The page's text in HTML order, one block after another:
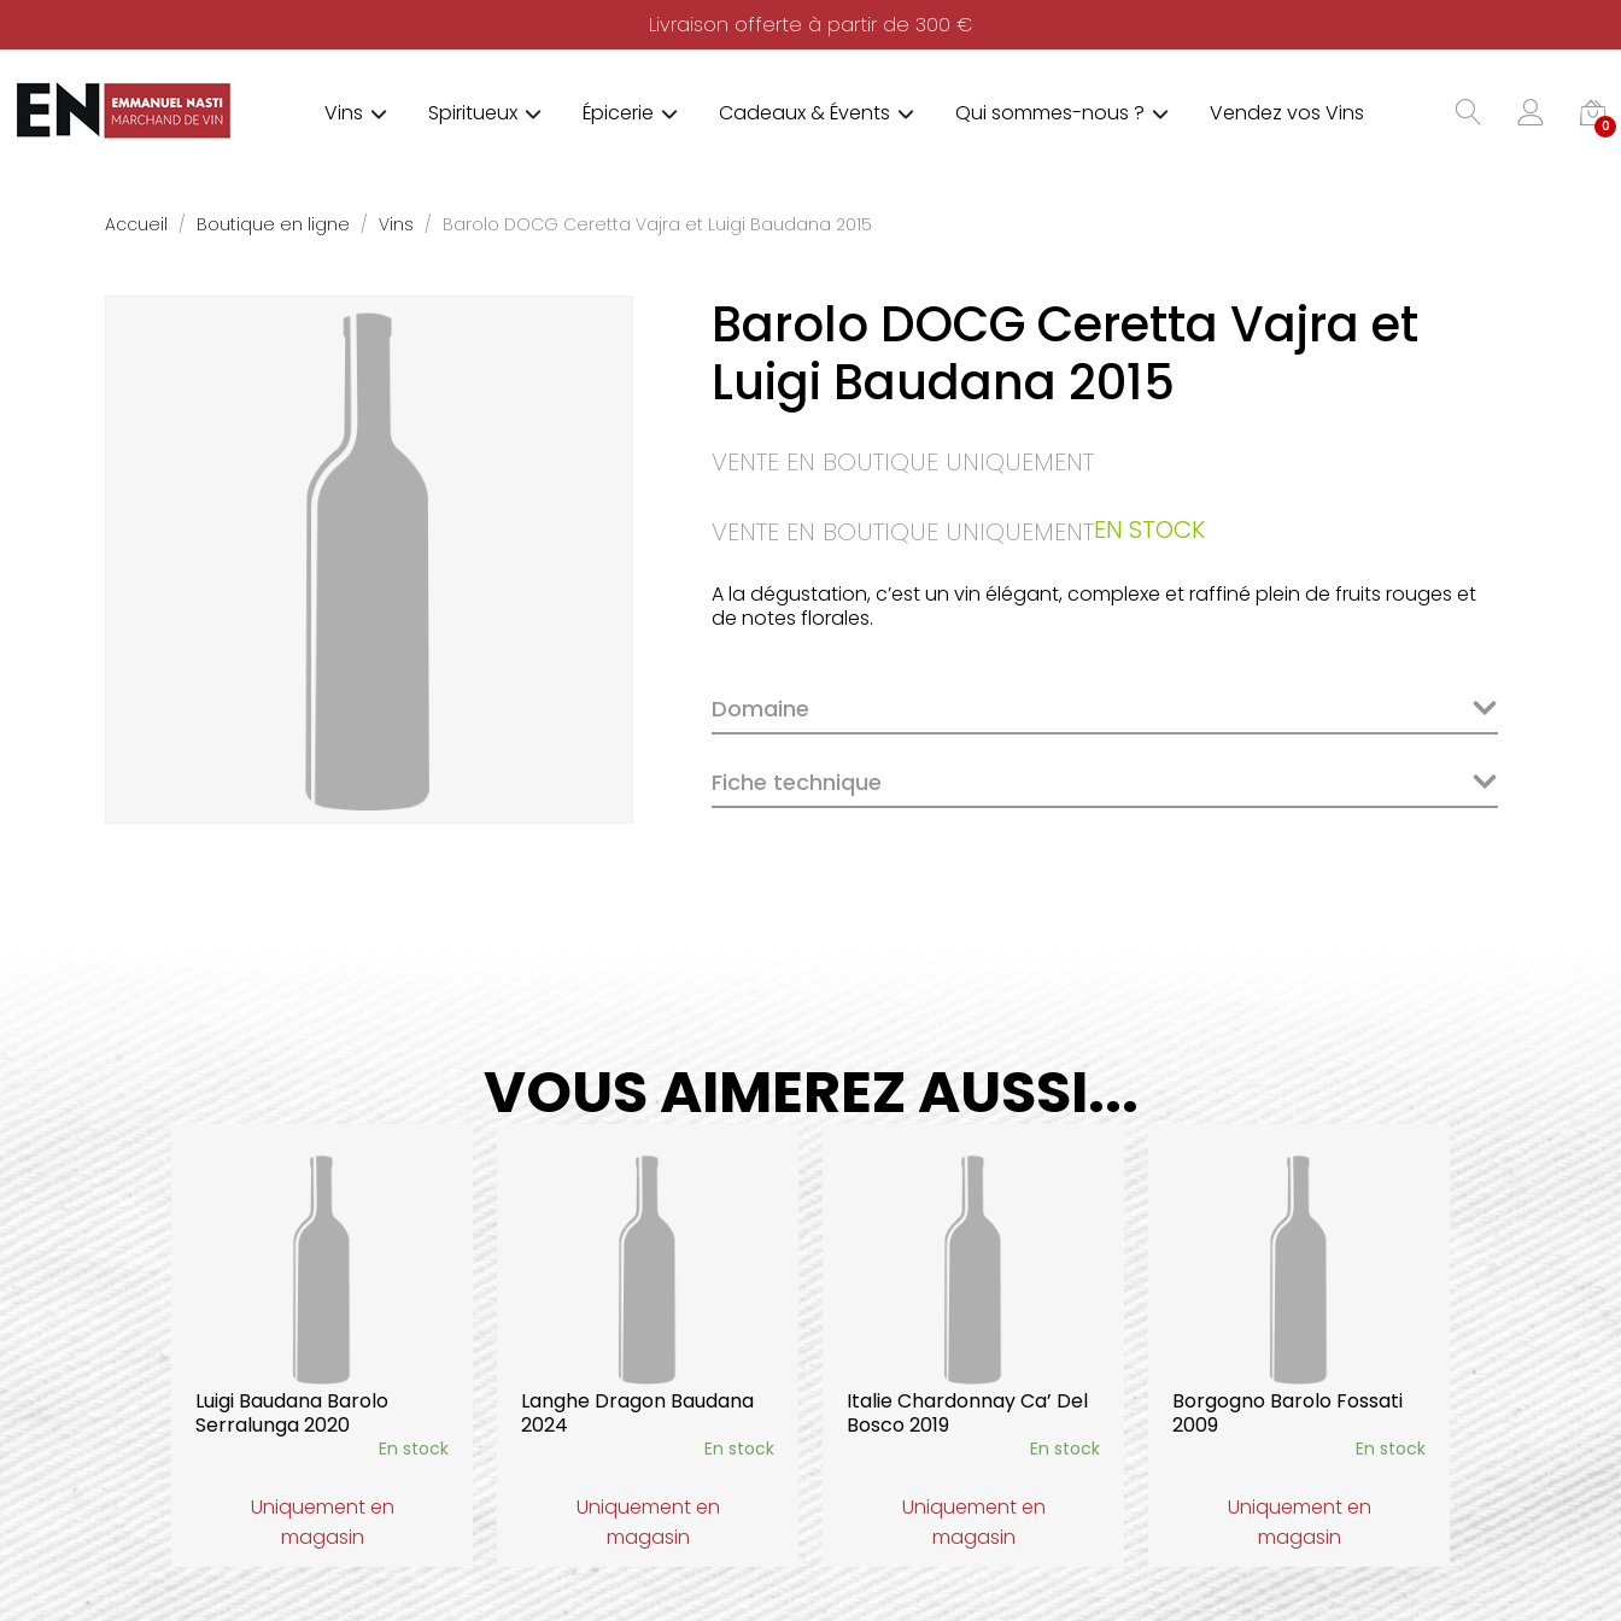
Livraison offerte à partir de 300 €
Vins Spiritueux Épicerie Cadeaux & Évents Qui sommes-nous ? Vendez vos Vins 0
Accueil Boutique en ligne Vins Barolo DOCG Ceretta Vajra et Luigi Baudana 2015
Barolo DOCG Ceretta Vajra et
Luigi Baudana 2015
VENTE EN BOUTIQUE UNIQUEMENT
VENTE EN BOUTIQUE UNIQUEMENTEN STOCK
A la dégustation, c’est un vin élégant, complexe et raffiné plein de fruits rouges et
de notes florales.
Domaine
Fiche technique
VOUS AIMEREZ AUSSI...
Luigi Baudana Barolo
Serralunga 2020
En stock
Uniquement en
magasin
Langhe Dragon Baudana
2024
En stock
Uniquement en
magasin
Italie Chardonnay Ca’ Del
Bosco 2019
En stock
Uniquement en
magasin
Borgogno Barolo Fossati
2009
En stock
Uniquement en
magasin